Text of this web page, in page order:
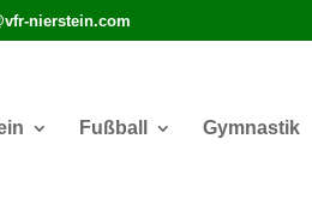
nierstein.com
Fußball Gymnastik